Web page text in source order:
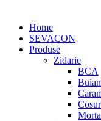
Home
SEVACON
Produse
Zidarie
BCA